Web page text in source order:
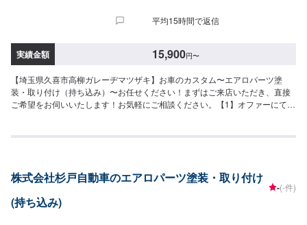
平均15時間で返信
実績金額 15,900円〜
【埼玉県久喜市高柳ガレーヂマツザキ】お車のカスタム〜エアロパーツ塗
装・取り付け（持ち込み）〜お任せください！まずはご来店いただき、直接
ご希望をお伺いいたします！お気軽にご相談ください。【1】オファーにてお
販売も可能です！ご希望の方はパーツ詳細やお車の情報をオファーにてお送
ご負担いただいております。<定休日・営業時間>定休日：なし営業時間：
9:00~18:00クレジット・QR決済などをご希望の方は事前にお申し付けくださ
い。
株式会社杉戸自動車のエアロパーツ塗装・取り付け
(持ち込み)
-(-件)